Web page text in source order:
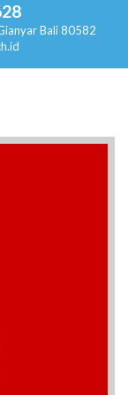
Bali 80582